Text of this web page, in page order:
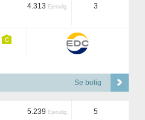
4.313 Ejerudg. 3
Se bolig
5.239 Ejerudg. 5